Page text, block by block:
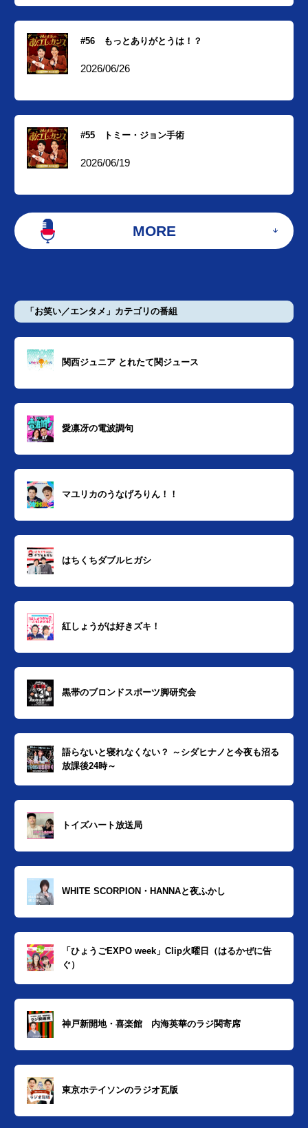
#56 もっとありがとうは！？
2026/06/26
#55 トミー・ジョン手術
2026/06/19
MORE
「お笑い／エンタメ」カテゴリの番組
関西ジュニア とれたて関ジュース
愛凛冴の電波調句
マユリカのうなげろりん！！
はちくちダブルヒガシ
紅しょうがは好きズキ！
黒帯のブロンドスポーツ脚研究会
語らないと寝れなくない？ ～シダヒナノと今夜も沼る
放課後24時～
トイズハート放送局
WHITE SCORPION・HANNAと夜ふかし
「ひょうごEXPO week」Clip火曜日（はるかぜに告
ぐ）
神戸新開地・喜楽館 内海英華のラジ関寄席
東京ホテイソンのラジオ瓦版